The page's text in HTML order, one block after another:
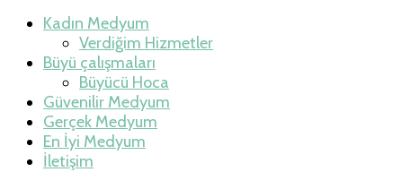
Kadın Medyum
Verdiğim Hizmetler
Büyü çalışmaları
Büyücü Hoca
Güvenilir Medyum
Gerçek Medyum
En İyi Medyum
İletişim